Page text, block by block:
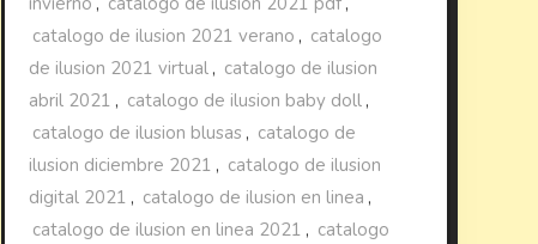
catalogo de ilusion 2021 verano , catalogo
de ilusion 2021 virtual , catalogo de ilusion
abril 2021 , catalogo de ilusion baby doll ,
catalogo de ilusion blusas , catalogo de
ilusion diciembre 2021 , catalogo de ilusion
digital 2021 , catalogo de ilusion en linea ,
catalogo de ilusion en linea 2021 , catalogo